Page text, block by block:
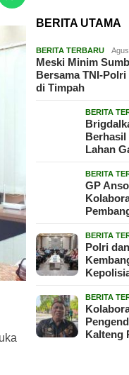
BERITA UTAMA
BERITA TERBARU
Meski Minim
Bersama TNI-
di Timpah
BERITA
Berhasil
Lahan
BERITA
GP
BERITA
Polri
BERITA
Kalteng